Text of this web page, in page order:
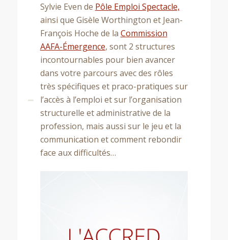
Sylvie Even de Pôle Emploi Spectacle,
ainsi que Gisèle Worthington et Jean-
François Hoche de la Commission
AAFA-Émergence, sont 2 structures
incontournables pour bien avancer
dans votre parcours avec des rôles
très spécifiques et praco-pratiques sur
l’accès à l’emploi et sur l’organisation
structurelle et administrative de la
profession, mais aussi sur le jeu et la
communication et comment rebondir
face aux difficultés…
Stages (en groupe, par zoom ou en présentiel)
Stage Accent and Acting Traing – L’anglais dans un contexte
professionnel (financement CPF)
Stage Bien se préparer pour réussir ses castings
Stage Selftape, essais et acting
Stage Développer sa carrière / son projet artistique
L’accred, l’abonnement qui booste votre Carrière (podcasts)
Des séances Questions-Réponses en groupe
Des Webinaires
Atelier Trouver des Castings